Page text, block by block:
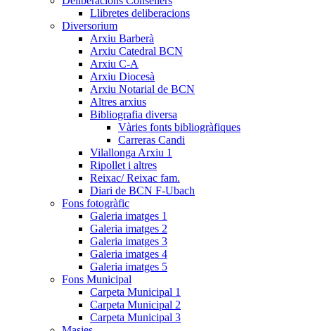
Llibretes deliberacions
Diversorium
Arxiu Barberà
Arxiu Catedral BCN
Arxiu C-A
Arxiu Diocesà
Arxiu Notarial de BCN
Altres arxius
Bibliografia diversa
Vàries fonts bibliogràfiques
Carreras Candi
Vilallonga Arxiu 1
Ripollet i altres
Reixac/ Reixac fam.
Diari de BCN F-Ubach
Fons fotogràfic
Galeria imatges 1
Galeria imatges 2
Galeria imatges 3
Galeria imatges 4
Galeria imatges 5
Fons Municipal
Carpeta Municipal 1
Carpeta Municipal 2
Carpeta Municipal 3